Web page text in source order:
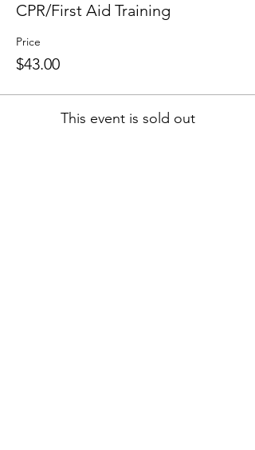
CPR/First Aid Training
Price
$43.00
This event is sold out